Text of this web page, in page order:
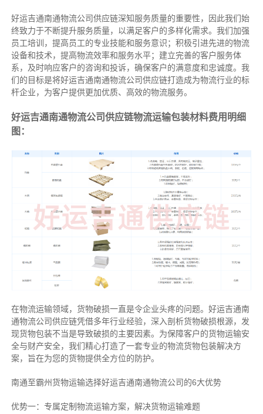
好运吉通南通物流公司供应链深知服务质量的重要性，因此我们始
终致力于不断提升服务质量，以满足客户的多样化需求。我们加强
员工培训，提高员工的专业技能和服务意识；积极引进先进的物流
设备和技术，提高物流效率和服务水平；建立完善的客户服务体
系，及时响应客户的咨询和投诉，确保客户的满意度和忠诚度。我
们的目标是将好运吉通南通物流公司供应链打造成为物流行业的标
杆企业，为客户提供更加优质、高效的物流服务。
好运吉通南通物流公司供应链物流运输包装材料费用明细
图：
在物流运输领域，货物破损一直是令企业头疼的问题。好运吉通南
通物流公司供应链凭借多年行业经验，深入剖析货物破损根源，发
现货物包装不当是导致破损的主要因素。为保障客户的货物运输安
全与财产安全，我们精心打造了一套专业的物流货物包装解决方
案，旨在为您的货物提供全方位的防护。
南通至霸州货物运输选择好运吉通南通物流公司的6大优势
优势一：专属定制物流运输方案，解决货物运输难题